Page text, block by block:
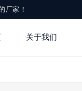
厂家！
关于我们